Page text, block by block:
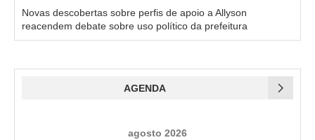
Novas descobertas sobre perfis de apoio a Allyson
reacendem debate sobre uso político da prefeitura
AGENDA
agosto 2026